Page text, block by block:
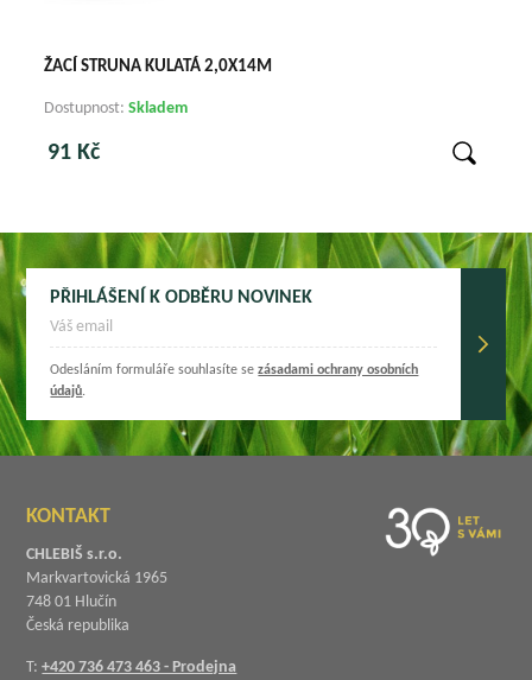
ŽACÍ STRUNA KULATÁ 2,0X14M
Dostupnost:Skladem
91 Kč
PŘIHLÁŠENÍ K ODBĚRU NOVINEK
Odesláním formuláře souhlasíte sezásadami ochrany osobních
údajů.
KONTAKT
CHLEBIŠ s.r.o.
Markvartovická 1965
748 01 Hlučín
Česká republika
T:+420 736 473 463 - Prodejna